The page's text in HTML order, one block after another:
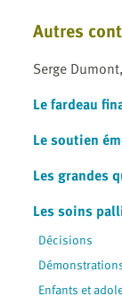
Autres
Serge
Le fardeau
Le soutien
Les grandes
Les soins
Décisions
Enfants et